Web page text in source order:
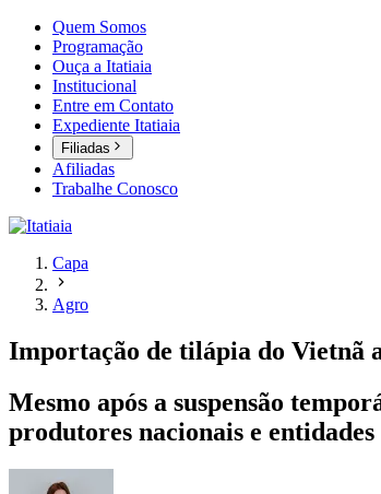
Quem Somos
Programação
Ouça a Itatiaia
Institucional
Entre em Contato
Expediente Itatiaia
Filiadas
Afiliadas
Trabalhe Conosco
Capa
Agro
Importação de tilápia do Vietnã
Mesmo após a suspensão
produtores nacionais e